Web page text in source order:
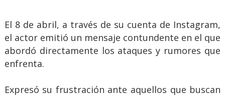
El 8 de abril, a través de su cuenta de Instagram,
el actor emitió un mensaje contundente en el que
abordó directamente los ataques y rumores que
enfrenta.
Expresó su frustración ante aquellos que buscan